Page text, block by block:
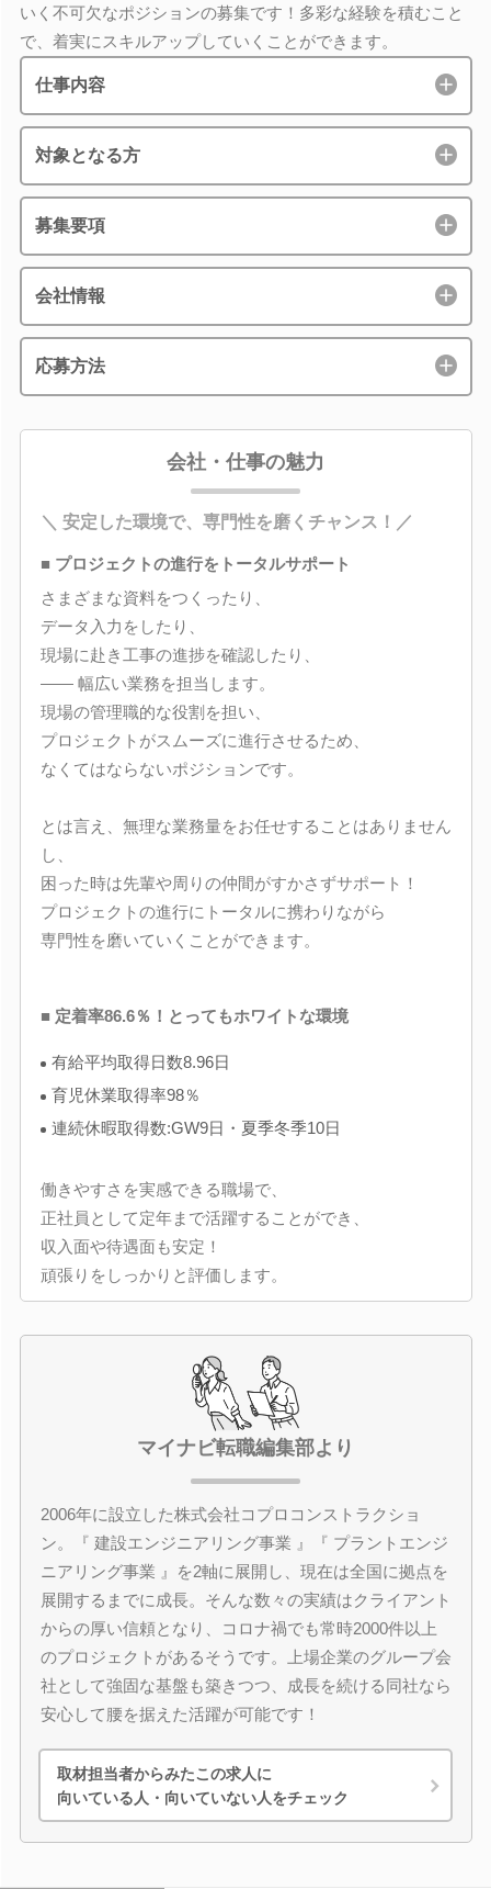
いく不可欠なポジションの募集です！多彩な経験を積むこと
で、着実にスキルアップしていくことができます。
仕事内容
対象となる方
募集要項
会社情報
応募方法
会社・仕事の魅力
＼ 安定した環境で、専門性を磨くチャンス！／
■ プロジェクトの進行をトータルサポート
さまざまな資料をつくったり、
データ入力をしたり、
現場に赴き工事の進捗を確認したり、
―― 幅広い業務を担当します。
現場の管理職的な役割を担い、
プロジェクトがスムーズに進行させるため、
なくてはならないポジションです。
とは言え、無理な業務量をお任せすることはありません
し、
困った時は先輩や周りの仲間がすかさずサポート！
プロジェクトの進行にトータルに携わりながら
専門性を磨いていくことができます。
■ 定着率86.6％！とってもホワイトな環境
有給平均取得日数8.96日
育児休業取得率98％
連続休暇取得数:GW9日・夏季冬季10日
働きやすさを実感できる職場で、
正社員として定年まで活躍することができ、
収入面や待遇面も安定！
頑張りをしっかりと評価します。
マイナビ転職編集部より
2006年に設立した株式会社コプロコンストラクショ
ン。『 建設エンジニアリング事業 』『 プラントエンジ
ニアリング事業 』を2軸に展開し、現在は全国に拠点を
展開するまでに成長。そんな数々の実績はクライアント
からの厚い信頼となり、コロナ禍でも常時2000件以上
のプロジェクトがあるそうです。上場企業のグループ会
社として強固な基盤も築きつつ、成長を続ける同社なら
安心して腰を据えた活躍が可能です！
取材担当者からみたこの求人に
向いている人・向いていない人をチェック